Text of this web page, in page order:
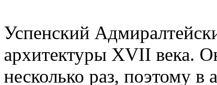
Успенский
архитектуры XVII века.
несколько раз, поэтому в